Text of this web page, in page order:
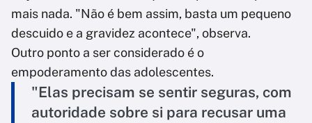
mais nada. "Não é bem assim, basta um pequeno
descuido e a gravidez acontece", observa.
Outro ponto a ser considerado é o
empoderamento das adolescentes.
"Elas precisam se sentir seguras, com
autoridade sobre si para recusar uma